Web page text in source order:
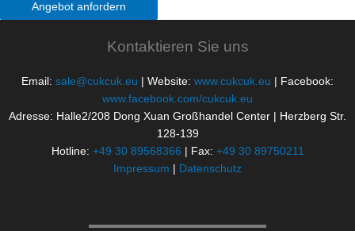
Angebot anfordern
Kontaktieren Sie uns
Email: sale@cukcuk.eu | Website: www.cukcuk.eu | Facebook:
www.facebook.com/cukcuk.eu
Adresse: Halle2/208 Dong Xuan Großhandel Center | Herzberg Str.
128-139
Hotline: +49 30 89568366 | Fax: +49 30 89750211
Impressum
Datenschutz